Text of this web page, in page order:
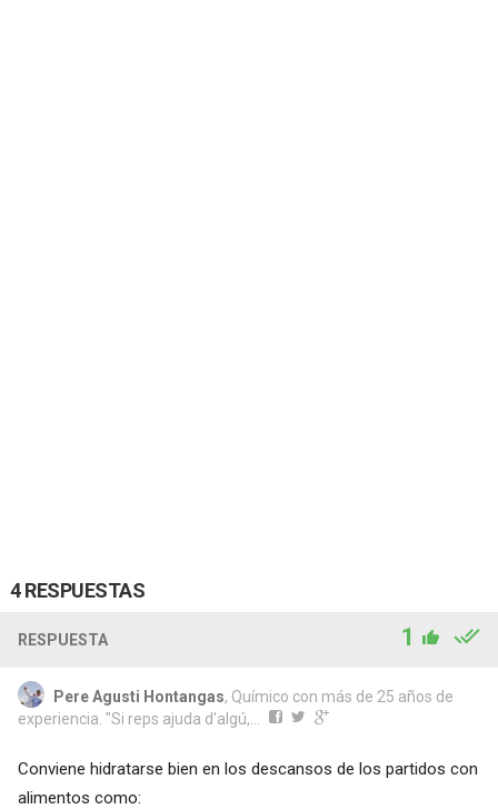
4 RESPUESTAS
RESPUESTA 1
Pere Agusti Hontangas, Químico con más de 25 años de
experiencia. "Si reps ajuda d'algú,...
Conviene hidratarse bien en los descansos de los partidos con
alimentos como: